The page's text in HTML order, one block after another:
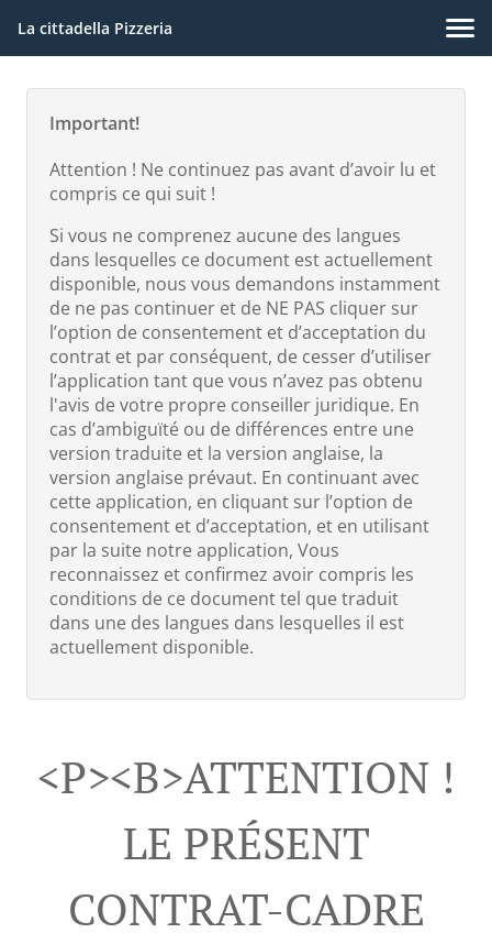
La cittadella Pizzeria
Important!
Attention ! Ne continuez pas avant d’avoir lu et
compris ce qui suit !
Si vous ne comprenez aucune des langues
dans lesquelles ce document est actuellement
disponible, nous vous demandons instamment
de ne pas continuer et de NE PAS cliquer sur
l’option de consentement et d’acceptation du
contrat et par conséquent, de cesser d’utiliser
l’application tant que vous n’avez pas obtenu
l'avis de votre propre conseiller juridique. En
cas d’ambiguïté ou de différences entre une
version traduite et la version anglaise, la
version anglaise prévaut. En continuant avec
cette application, en cliquant sur l’option de
consentement et d’acceptation, et en utilisant
par la suite notre application, Vous
reconnaissez et confirmez avoir compris les
conditions de ce document tel que traduit
dans une des langues dans lesquelles il est
actuellement disponible.
<p><b>ATTENTION !
LE PRÉSENT
CONTRAT-CADRE